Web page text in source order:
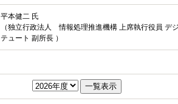
平本健二 氏
（独立行政法人 情報処理推進機構 上席執行役員 デ
テュート 副所長 ）